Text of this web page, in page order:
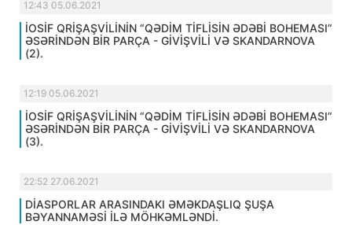
12:43 05.06.2021
İOSİF QRİŞAŞVİLİNİN “QƏDİM TİFLİSİN ƏDƏBİ BOHEMASI”
ƏSƏRİNDƏN BİR PARÇA - GİVİŞVİLİ VƏ SKANDARNOVA
(2).
12:19 05.06.2021
İOSİF QRİŞAŞVİLİNİN “QƏDİM TİFLİSİN ƏDƏBİ BOHEMASI”
ƏSƏRİNDƏN BİR PARÇA - GİVİŞVİLİ VƏ SKANDARNOVA
(3).
22:52 27.06.2021
DİASPORLAR ARASINDAKI ƏMƏKDAŞLIQ ŞUŞA
BƏYANNAMƏSİ İLƏ MÖHKƏMLƏNDİ.